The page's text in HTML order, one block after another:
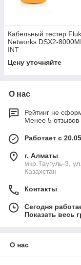
Кабельный тестер
Networks DSX2-8000MI
INT
Цену уточняйте
О нас
Рейтинг не
Менее 5 отзывов
Работает с
г. Алматы
мкр.Таугуль-3,
Казахстан
Контакты
Сегодня
Показать весь
О нас